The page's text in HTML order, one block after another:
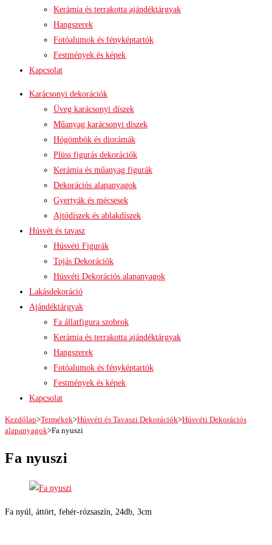
Kerámia és terrakotta ajándéktárgyak
Hangszerek
Fotóalumok és fényképtartók
Festmények és képek
Kapcsolat
Karácsonyi dekorációk
Üveg karácsonyi díszek
Műanyag karácsonyi díszek
Hógömbök és diorámák
Plüss figurás dekorációk
Kerámia és műanyag figurák
Dekorációs alapanyagok
Gyertyák és mécsesek
Ajtódíszek és ablakdíszek
Húsvét és tavasz
Húsvéti Figurák
Tojás Dekorációk
Húsvéti Dekorációs alapanyagok
Lakásdekoráció
Ajándéktárgyak
Fa állatfigura szobrok
Kerámia és terrakotta ajándéktárgyak
Hangszerek
Fotóalumok és fényképtartók
Festmények és képek
Kapcsolat
Kezdőlap>Termékek>Húsvéti és Tavaszi Dekorációk>Húsvéti Dekorációs
alapanyagok>Fa nyuszi
Fa nyuszi
Fa nyúl, áttört, fehér-rózsaszín, 24db, 3cm